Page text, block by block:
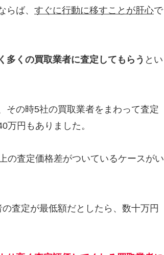
ば、 すぐに行動に移すことが肝心で
多くの買取業者に査定してもらう とい
その時5社の買取業者をまわって査定
万円もありました。
の査定価格差がついているケースがい
査定が最低額だとしたら、数十万円